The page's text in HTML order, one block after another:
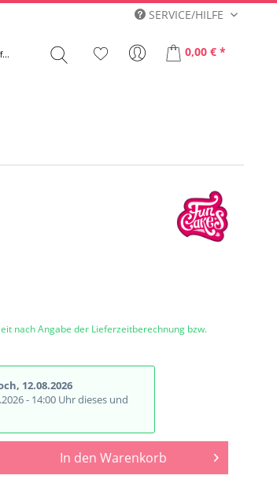
SERVICE/HILFE
0,00 € *
nach Angabe der Lieferzeitberechnung bzw.
12.08.2026
- 14:00 Uhr dieses und
In den Warenkorb